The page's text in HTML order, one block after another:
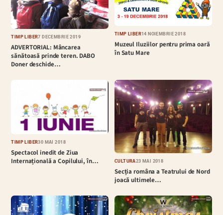
TIMP LIBER7 DECEMBRIE 2019
ADVERTORIAL: Mâncarea
sănătoasă prinde teren. DABO
Doner deschide…
TIMP LIBER14 NOIEMBRIE 2018
Muzeul Iluziilor pentru prima oară
în Satu Mare
TIMP LIBER30 MAI 2018
Spectacol inedit de Ziua
Internațională a Copilului, în…
CULTURĂ23 MAI 2018
Secția româna a Teatrului de Nord
joacă ultimele…